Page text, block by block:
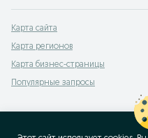
Карта сайта
Карта регионов
Карта бизнес-страницы
Популярные запросы